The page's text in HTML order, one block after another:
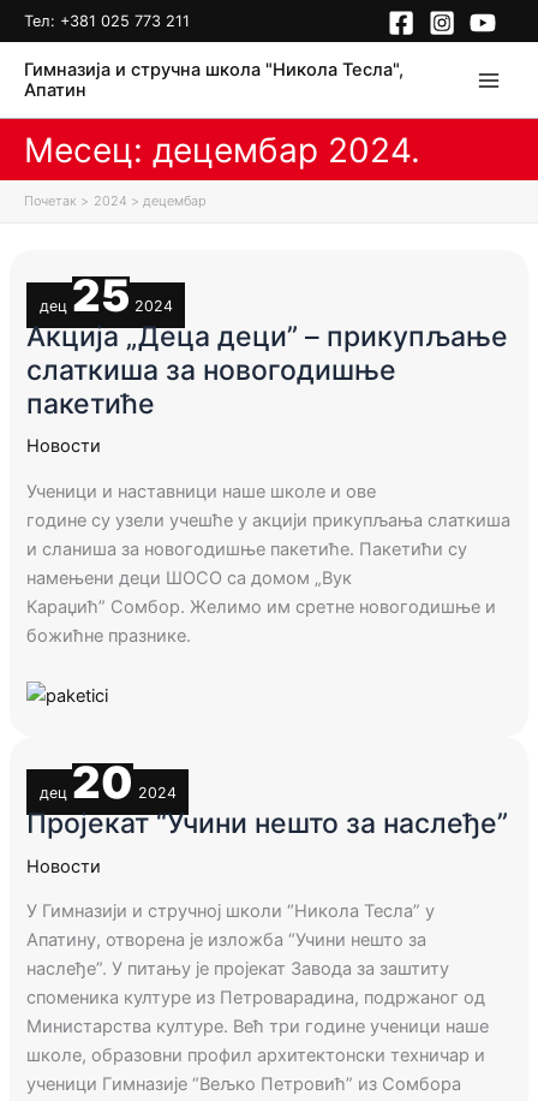
Пређи
на
садржај
Тел: +381 025 773 211
Гимназија и стручна школа "Никола Тесла",
Апатин
Месец: децембар 2024.
Почетак 2024 децембар
дец 25 2024
Акција „Деца деци” – прикупљањe
слаткиша за новогодишње
пакетиће
Новости
Ученици и наставници наше школе и ове
годинесуузели учешће у акцији прикупљања слаткиша
и сланиша за новогодишње пакетиће. Пакетићи су
намењени деци ШОСО са домом „Вук
Караџић” Сомбор. Желимо им сретне новогодишње и
божићне празнике.
дец 20 2024
Пројекат “Учини нешто за наслеђе”
Новости
У Гимназији и стручној школи “Никола Тесла” у
Апатину, отворена је изложба “Учини нешто за
наслеђе”. У питању је пројекат Завода за заштиту
споменика културе из Петроварадина, подржаног од
Министарства културе. Већ три године ученици наше
школе, образовни профил архитектонски техничар и
ученици Гимназије “Вељко Петровић” из Сомбора